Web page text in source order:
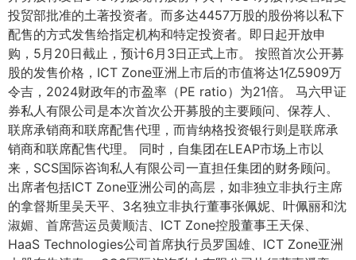
投贸部批准的土著投资者。而多达4457万股的股份将以私下
配售的方式发售给指定机构和特定投资者。即日起开放申
购，5月20日截止，预计6月3日正式上市。 按照首次公开募
股的发售价格，ICT Zone亚洲上市后的市值将达1亿5909万
令吉，2024财政年的市盈率（PE ratio）为21倍。 马六甲证
券私人有限公司是本次首次公开募股的主要顾问、保荐人、
联席承销商和联席配售代理，而肯纳格投资银行则是联席承
销商和联席配售代理。 同时，自集团在LEAP市场上市以
来，SCS国际咨询私人有限公司一直担任集团的财务顾问。
出席者包括ICT Zone亚洲公司的高层，如非独立非执行主席
的拿督斯里吴天平、3名独立非执行董事张佩妮、叶佩丽和沈
淑媚、首席营运员黄顺洁、ICT Zone控股董事王天保、
HaaS Technologies公司首席执行员罗国雄、ICT Zone亚洲